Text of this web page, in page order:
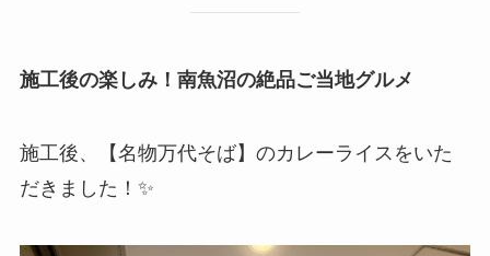
施工後の楽しみ！南魚沼の絶品ご当地グルメ
施工後、【名物万代そば】のカレーライスをいた
だきました！✨